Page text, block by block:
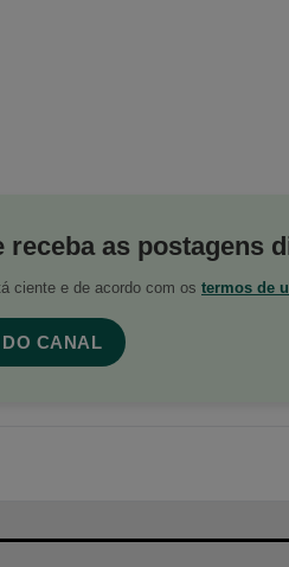
receba as postagens
ciente e de acordo com os termos de
CANAL